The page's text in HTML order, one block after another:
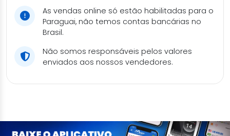
As vendas online só estão habilitadas para o
Paraguai, não temos contas bancárias no
Brasil.
Não somos responsáveis pelos valores
enviados aos nossos vendedores.